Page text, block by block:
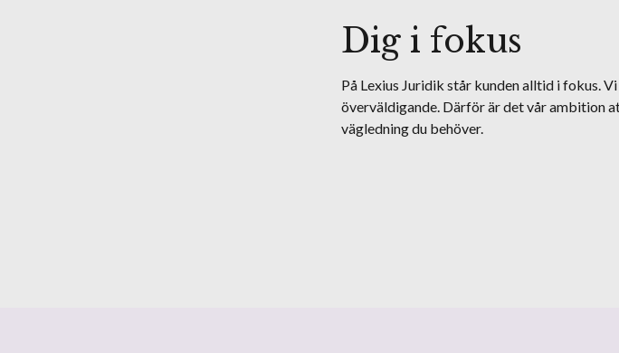
Dig i fokus
På Lexius Juridik står kunden alltid i fokus.
överväldigande. Därför är det vår ambition
vägledning du behöver.